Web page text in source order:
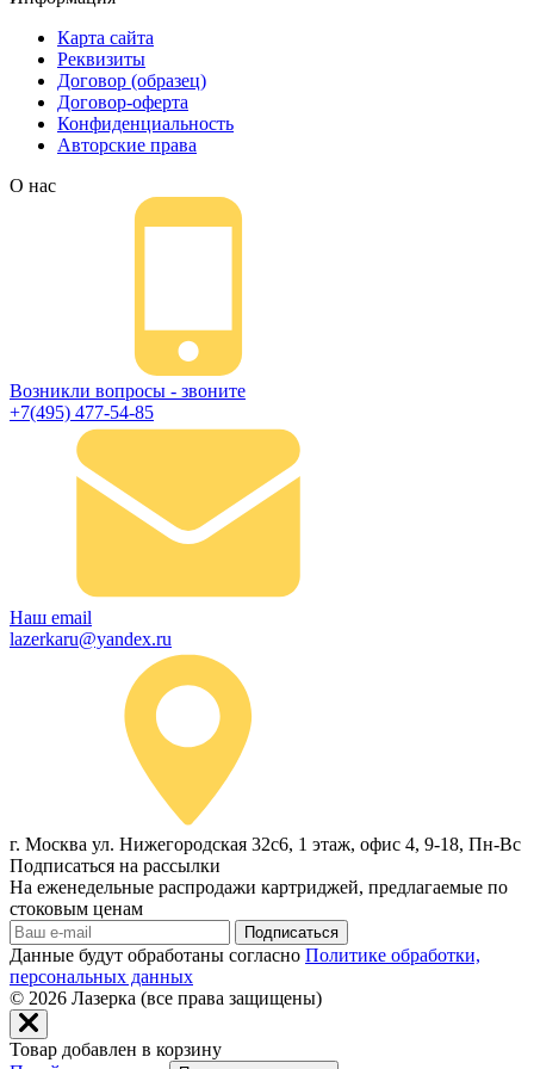
Карта сайта
Реквизиты
Договор (образец)
Договор-оферта
Конфиденциальность
Авторские права
О нас
Возникли вопросы - звоните
+7(495) 477-54-85
Наш email
lazerkaru@yandex.ru
г. Москва ул. Нижегородская 32с6, 1 этаж, офис 4, 9-18, Пн-Вс
Подписаться на рассылки
На еженедельные распродажи картриджей, предлагаемые по
стоковым ценам
Подписаться
Данные будут обработаны согласно Политике обработки,
персональных данных
© 2026 Лазерка (все права защищены)
Товар добавлен в корзину